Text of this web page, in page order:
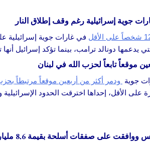
في غارات جوية إسرائيلية
يدعمها دونالد ترامب، بينما تؤكد إسرائيل
موقعاً تابعاً لحزب الله في لبنان
جوية ودمر أكثر من أربعين موقعاً مرتبطاً
على الأقل، إحداها اخترقت الحدود
صفقات أسلحة بقيمة 8.6 مليار دولار لدول الخليج.